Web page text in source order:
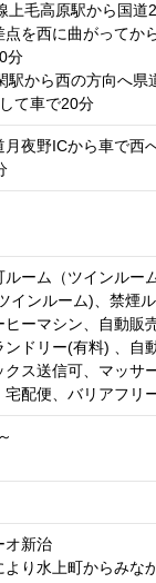
上毛高原駅から国道
点を西に曲がってか
分
駅から西の方向へ県
て車で20分
月夜野ICから車で西
ーム（ツインルー
インルーム)、禁煙
ヒーマシン、自動販
ンドリー(有料) 、自
クス送信可、マッサ
宅配便、バリアフリ
オ新治
より水上町からみな